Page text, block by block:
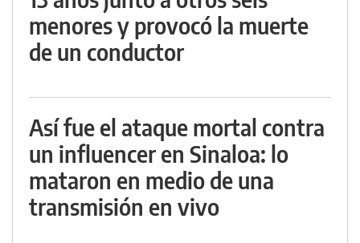
menores y provocó la muerte
de un conductor
Así fue el ataque mortal contra
un influencer en Sinaloa: lo
mataron en medio de una
transmisión en vivo